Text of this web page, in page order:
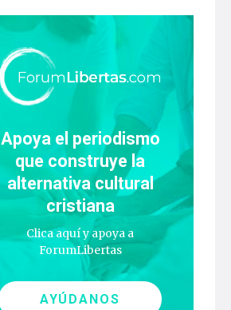
Apoya el periodismo
que construye la
alternativa cultural
cristiana
Clica aquí y apoya a
ForumLibertas
AYÚDANOS